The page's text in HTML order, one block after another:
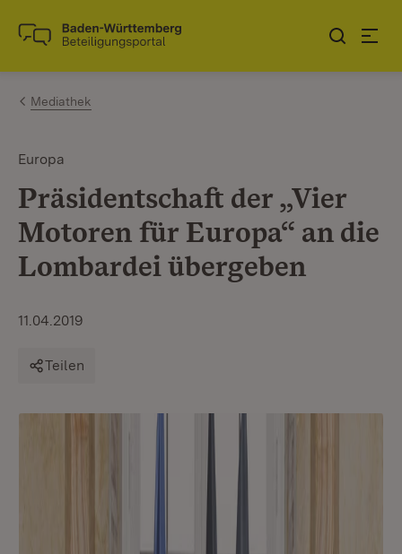
Zum Inhalt springen
Link zur Startseite
Mediathek
Europa
Präsidentschaft der „Vier
Motoren für Europa“ an die
Lombardei übergeben
11.04.2019
Teilen